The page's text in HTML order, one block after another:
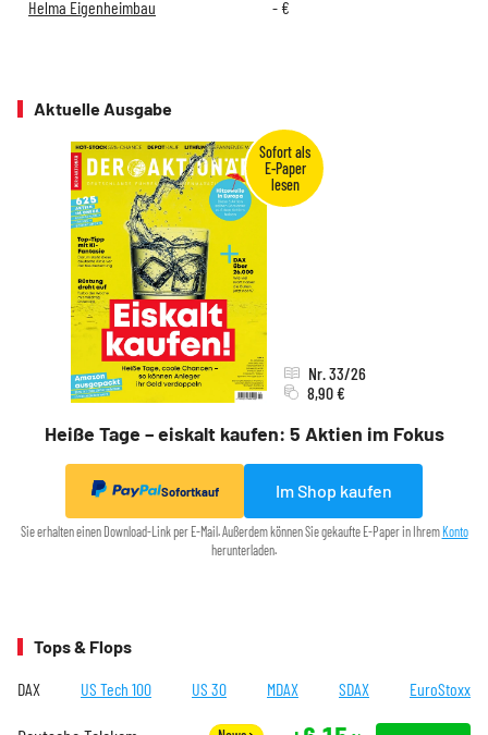
Helma Eigenheimbau - €
Aktuelle Ausgabe
Heiße Tage – eiskalt kaufen: 5 Aktien im Fokus
Nr. 33/26
8,90 €
Sofortkauf Im Shop kaufen
Sie erhalten einen Download-Link per E-Mail. Außerdem können Sie gekaufte E-Paper in Ihrem Konto
herunterladen.
Tops & Flops
DAX US Tech 100 US 30 MDAX SDAX EuroStoxx